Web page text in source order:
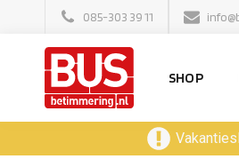
085-303 39 11
SHOP